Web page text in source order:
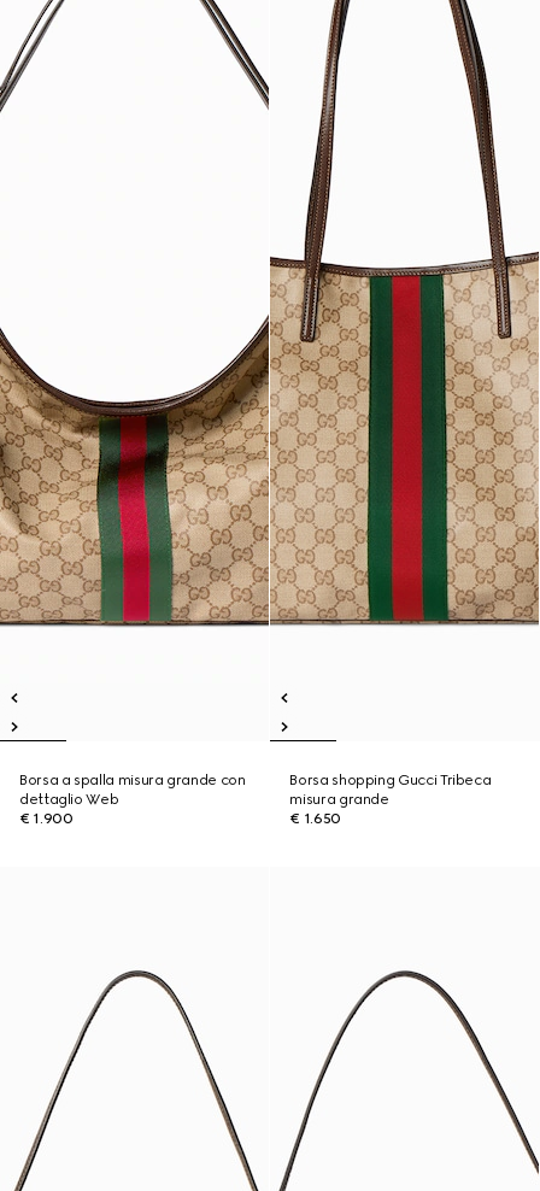
Borsa a spalla misura grande con
dettaglio Web
€ 1.900
Borsa shopping Gucci Tribeca
misura grande
€ 1.650